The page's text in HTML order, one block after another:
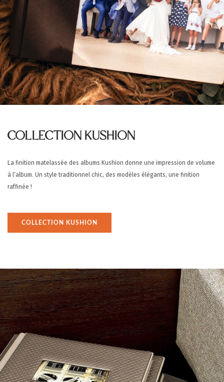
COLLECTION KUSHION
La finition matelassée des albums Kushion donne une impression de volume
à l’album. Un style traditionnel chic, des modèles élégants, une finition
raffinée !
COLLECTION KUSHION